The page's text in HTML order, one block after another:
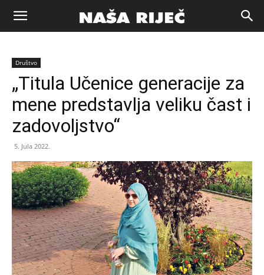
Naša
riječ
Društvo
„Titula Učenice generacije za
mene predstavlja veliku čast i
zadovoljstvo“
5. Jula 2022.